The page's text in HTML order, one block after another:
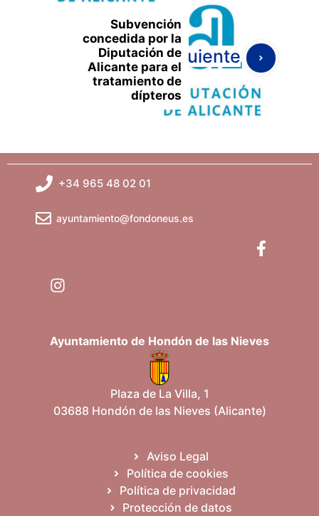
Subvención
concedida por la
Diputación de
Alicante para el
tratamiento de
dípteros
Siguiente
+34 965 48 02 01
ayuntamiento@fondoneus.es
Ayuntamiento de Hondón de las Nieves
Plaza de La Villa, 1
03688 Hondón de las Nieves (Alicante)
Aviso Legal
Política de cookies
Política de privacidad
Protección de datos